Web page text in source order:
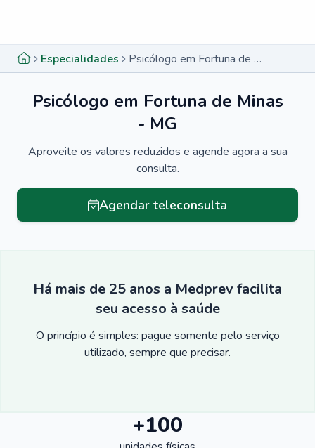
Especialidades Psicólogo em Fortuna de Minas - MG
Psicólogo em Fortuna de Minas
- MG
Aproveite os valores reduzidos e agende agora a sua
consulta.
Agendar teleconsulta
Há mais de 25 anos a Medprev facilita
seu acesso à saúde
O princípio é simples: pague somente pelo serviço
utilizado, sempre que precisar.
+100